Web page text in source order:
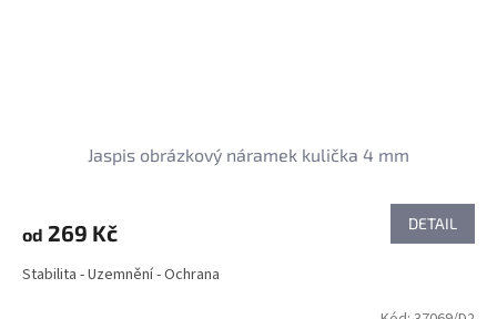
Jaspis obrázkový náramek kulička 4 mm
od 269 Kč DETAIL
Stabilita - Uzemnění - Ochrana